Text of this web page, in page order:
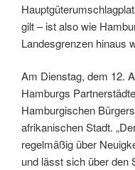
gilt – ist also wie
Landesgrenzen hinaus
Am Dienstag, dem 12.
Hamburgs
Hamburgischen
afrikanischen Stadt.
regelmäßig über
und lässt sich über den